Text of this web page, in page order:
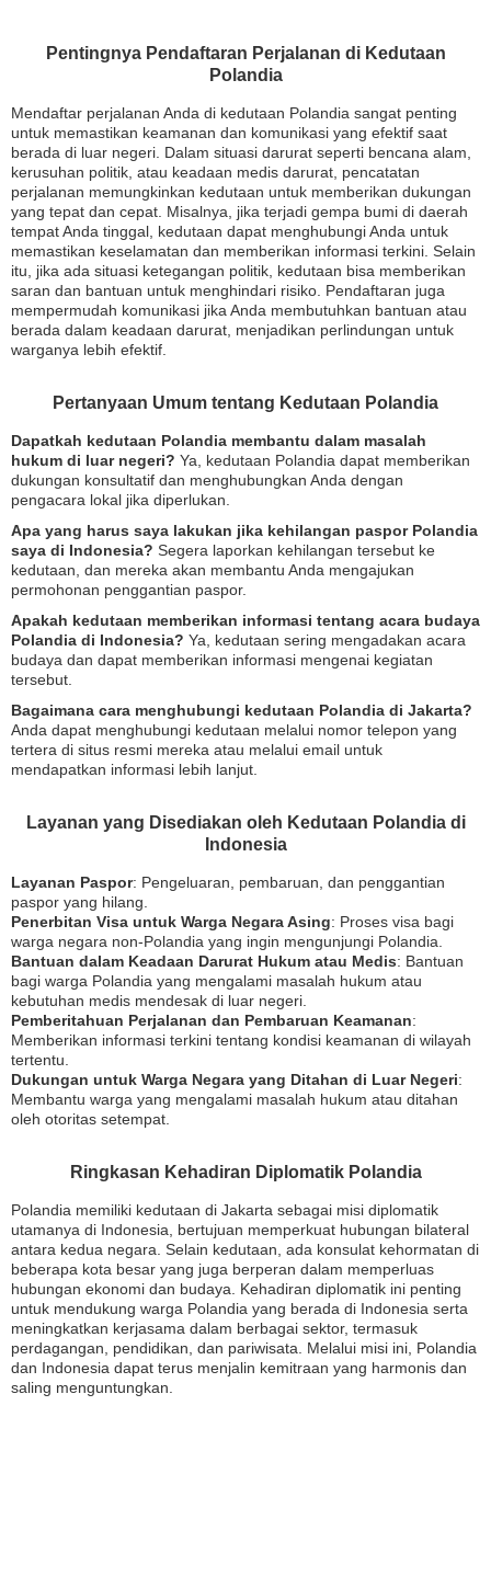
Pentingnya Pendaftaran Perjalanan di Kedutaan
Polandia
Mendaftar perjalanan Anda di kedutaan Polandia sangat penting
untuk memastikan keamanan dan komunikasi yang efektif saat
berada di luar negeri. Dalam situasi darurat seperti bencana alam,
kerusuhan politik, atau keadaan medis darurat, pencatatan
perjalanan memungkinkan kedutaan untuk memberikan dukungan
yang tepat dan cepat. Misalnya, jika terjadi gempa bumi di daerah
tempat Anda tinggal, kedutaan dapat menghubungi Anda untuk
memastikan keselamatan dan memberikan informasi terkini. Selain
itu, jika ada situasi ketegangan politik, kedutaan bisa memberikan
saran dan bantuan untuk menghindari risiko. Pendaftaran juga
mempermudah komunikasi jika Anda membutuhkan bantuan atau
berada dalam keadaan darurat, menjadikan perlindungan untuk
warganya lebih efektif.
Pertanyaan Umum tentang Kedutaan Polandia
Dapatkah kedutaan Polandia membantu dalam masalah
hukum di luar negeri? Ya, kedutaan Polandia dapat memberikan
dukungan konsultatif dan menghubungkan Anda dengan
pengacara lokal jika diperlukan.
Apa yang harus saya lakukan jika kehilangan paspor Polandia
saya di Indonesia? Segera laporkan kehilangan tersebut ke
kedutaan, dan mereka akan membantu Anda mengajukan
permohonan penggantian paspor.
Apakah kedutaan memberikan informasi tentang acara budaya
Polandia di Indonesia? Ya, kedutaan sering mengadakan acara
budaya dan dapat memberikan informasi mengenai kegiatan
tersebut.
Bagaimana cara menghubungi kedutaan Polandia di Jakarta?
Anda dapat menghubungi kedutaan melalui nomor telepon yang
tertera di situs resmi mereka atau melalui email untuk
mendapatkan informasi lebih lanjut.
Layanan yang Disediakan oleh Kedutaan Polandia di
Indonesia
Layanan Paspor: Pengeluaran, pembaruan, dan penggantian
paspor yang hilang.
Penerbitan Visa untuk Warga Negara Asing: Proses visa bagi
warga negara non-Polandia yang ingin mengunjungi Polandia.
Bantuan dalam Keadaan Darurat Hukum atau Medis: Bantuan
bagi warga Polandia yang mengalami masalah hukum atau
kebutuhan medis mendesak di luar negeri.
Pemberitahuan Perjalanan dan Pembaruan Keamanan:
Memberikan informasi terkini tentang kondisi keamanan di wilayah
tertentu.
Dukungan untuk Warga Negara yang Ditahan di Luar Negeri:
Membantu warga yang mengalami masalah hukum atau ditahan
oleh otoritas setempat.
Ringkasan Kehadiran Diplomatik Polandia
Polandia memiliki kedutaan di Jakarta sebagai misi diplomatik
utamanya di Indonesia, bertujuan memperkuat hubungan bilateral
antara kedua negara. Selain kedutaan, ada konsulat kehormatan di
beberapa kota besar yang juga berperan dalam memperluas
hubungan ekonomi dan budaya. Kehadiran diplomatik ini penting
untuk mendukung warga Polandia yang berada di Indonesia serta
meningkatkan kerjasama dalam berbagai sektor, termasuk
perdagangan, pendidikan, dan pariwisata. Melalui misi ini, Polandia
dan Indonesia dapat terus menjalin kemitraan yang harmonis dan
saling menguntungkan.